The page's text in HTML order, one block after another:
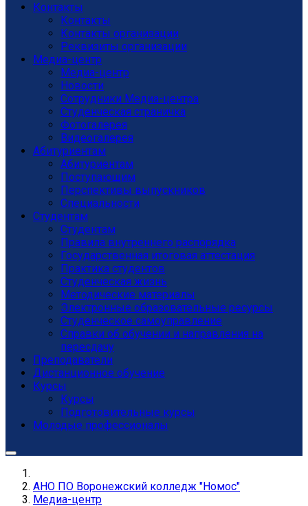
Контакты
Контакты
Контакты организации
Реквизиты организации
Медиа-центр
Медиа-центр
Новости
Сотрудники Медиа-центра
Студенческая страничка
Фотогалерея
Видеогалерея
Абитуриентам
Абитуриентам
Поступающим
Перспективы выпускников
Специальности
Студентам
Студентам
Правила внутреннего распорядка
Государственная итоговая аттестация
Практика студентов
Студенческая жизнь
Методические материалы
Электронные образовательные ресурсы
Студенческое самоуправление
Справки об обучении и направления на
пересдачу
Преподаватели
Дистанционное обучение
Курсы
Курсы
Подготовительные курсы
Молодые профессионалы
АНО ПО Воронежский колледж "Номос"
Медиа-центр